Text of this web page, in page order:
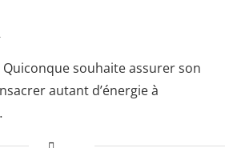
Quiconque souhaite assurer son
autant d’énergie à